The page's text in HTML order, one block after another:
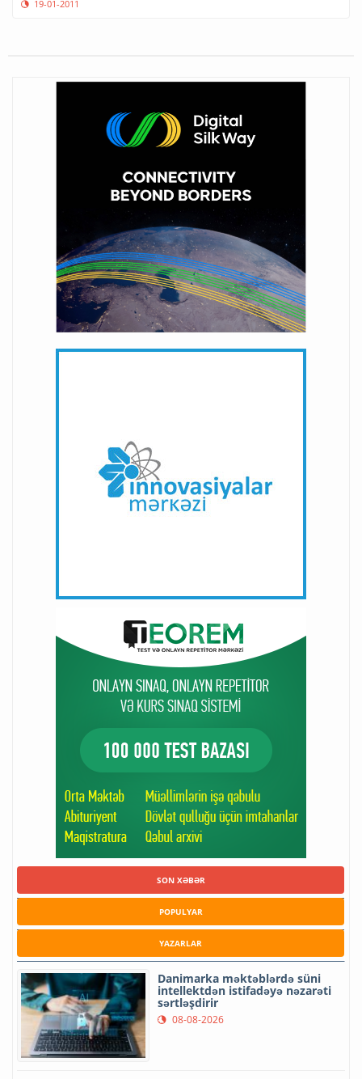
19-01-2011
SON XƏBƏR
POPULYAR
YAZARLAR
Danimarka məktəblərdə süni
intellektdən istifadəyə nəzarəti
sərtləşdirir
08-08-2026